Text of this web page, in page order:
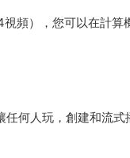
頻），您可以在計
何人玩，創建和流